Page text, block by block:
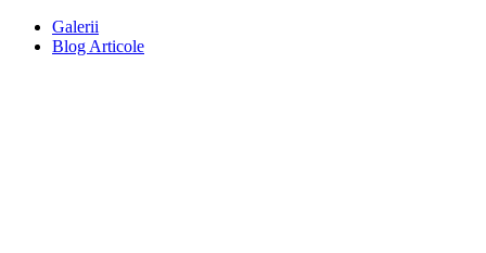
Galerii
Blog Articole